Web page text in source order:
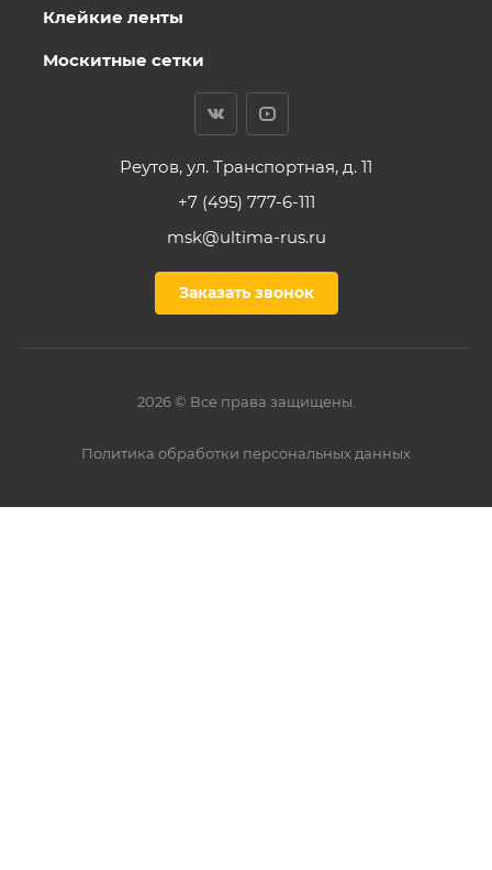
Клейкие ленты
Москитные сетки
Реутов, ул. Транспортная, д. 11
+7 (495) 777-6-111
msk@ultima-rus.ru
Заказать звонок
2026 © Все права защищены.
Политика обработки персональных данных